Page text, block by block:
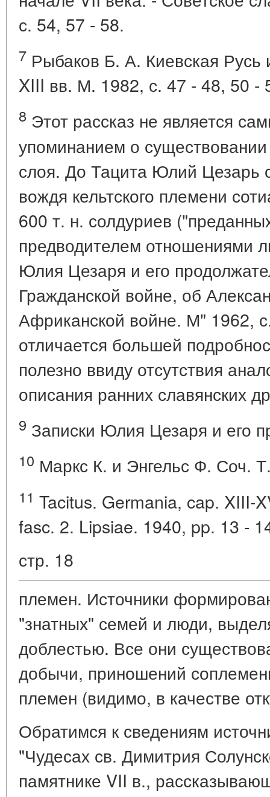
с. 54, 57 - 58.
7 Рыбаков Б. А. Киевская Русь
XIII вв. М. 1982, с. 47 - 48, 50 -
8 Этот рассказ не является
упоминанием о
слоя. До Тацита Юлий Цезарь
вождя кельтского племени
600 т. н. солдуриев
предводителем отношениями
Юлия Цезаря и его
Гражданской войне, об
Африканской войне. М" 1962,
отличается большей
полезно ввиду отсутствия
описания ранних славянских
9 Записки Юлия Цезаря и его
10 Маркс К. и Энгельс Ф. Соч.
11 Tacitus. Germania, cap. XIII-
fasc. 2. Lipsiae. 1940, pp. 13 -
стр. 18
племен. Источники
"знатных" семей и люди,
доблестью. Все они
добычи, приношений
племен (видимо, в качестве
Обратимся к сведениям
"Чудесах св. Димитрия
памятнике VII в.,